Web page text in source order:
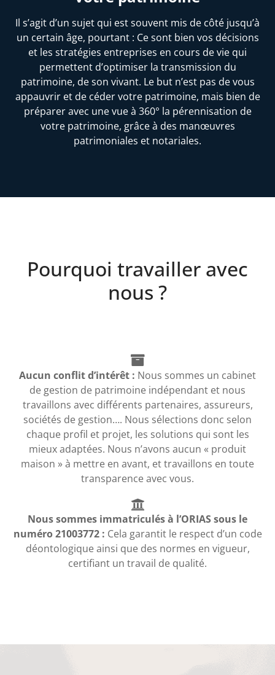
Il s’agit d’un sujet qui est souvent mis de côté jusqu’à
un certain âge, pourtant : Ce sont bien vos décisions
et les stratégies entreprises en cours de vie qui
permettent d’optimiser la transmission du
patrimoine, de son vivant. Le but n’est pas de vous
appauvrir et de céder votre patrimoine, mais bien de
préparer avec une vue à 360° la pérennisation de
votre patrimoine, grâce à des manœuvres
patrimoniales et notariales.
Pourquoi travailler avec
nous ?
Aucun conflit d’intérêt : Nous sommes un cabinet
de gestion de patrimoine indépendant et nous
travaillons avec différents partenaires, assureurs,
sociétés de gestion…. Nous sélections donc selon
chaque profil et projet, les solutions qui sont les
mieux adaptées. Nous n’avons aucun « produit
maison » à mettre en avant, et travaillons en toute
transparence avec vous.
Nous sommes immatriculés à l’ORIAS sous le
numéro 21003772 : Cela garantit le respect d’un code
déontologique ainsi que des normes en vigueur,
certifiant un travail de qualité.